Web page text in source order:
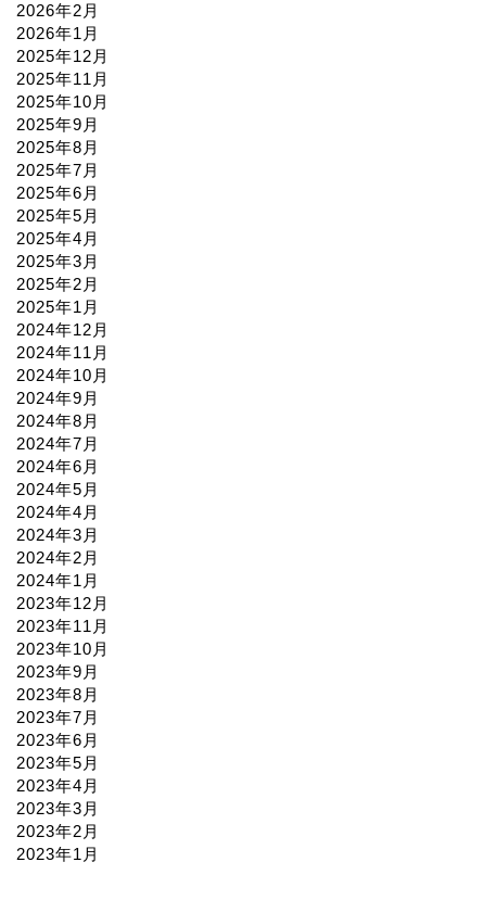
2026年2月
2026年1月
2025年12月
2025年11月
2025年10月
2025年9月
2025年8月
2025年7月
2025年6月
2025年5月
2025年4月
2025年3月
2025年2月
2025年1月
2024年12月
2024年11月
2024年10月
2024年9月
2024年8月
2024年7月
2024年6月
2024年5月
2024年4月
2024年3月
2024年2月
2024年1月
2023年12月
2023年11月
2023年10月
2023年9月
2023年8月
2023年7月
2023年6月
2023年5月
2023年4月
2023年3月
2023年2月
2023年1月